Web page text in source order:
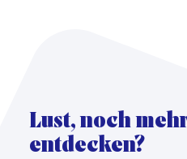
Lust, noch
entdecken?